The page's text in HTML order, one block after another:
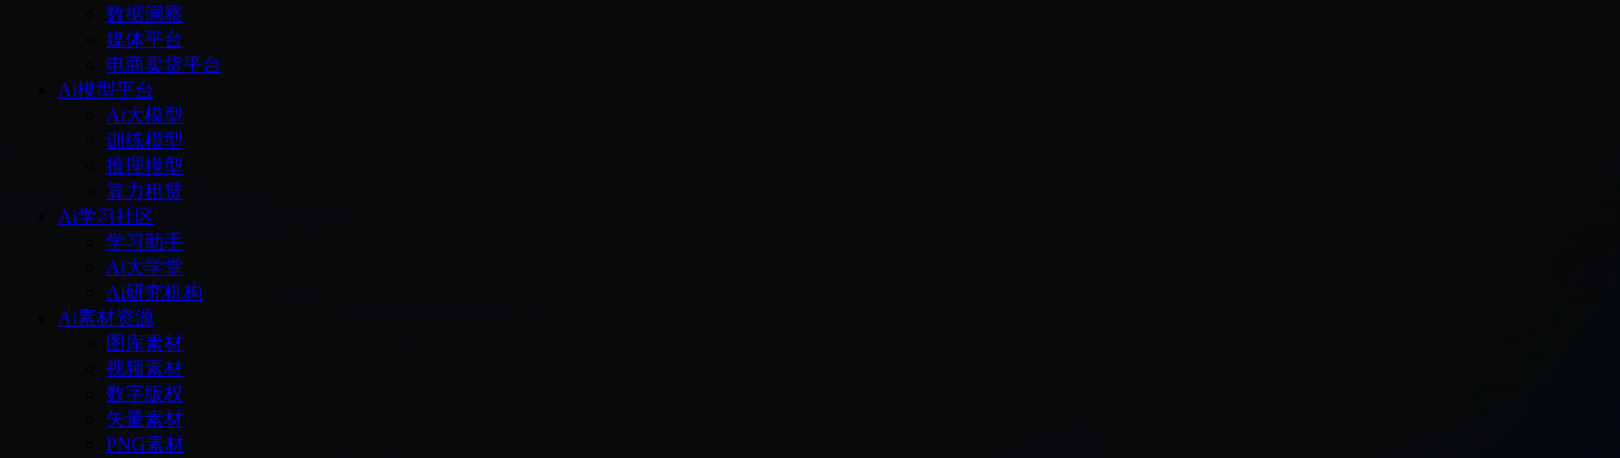
数据洞察
媒体平台
电商卖货平台
Ai模型平台
Ai大模型
训练模型
推理模型
算力租赁
Ai学习社区
学习助手
Ai大学堂
Ai研究机构
Ai素材资源
图库素材
视频素材
数字版权
矢量素材
PNG素材